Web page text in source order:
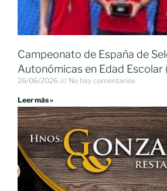
Campeonato de España de
Autonómicas en Edad Escolar
26/06/2026 No hay comentarios
Leer más »